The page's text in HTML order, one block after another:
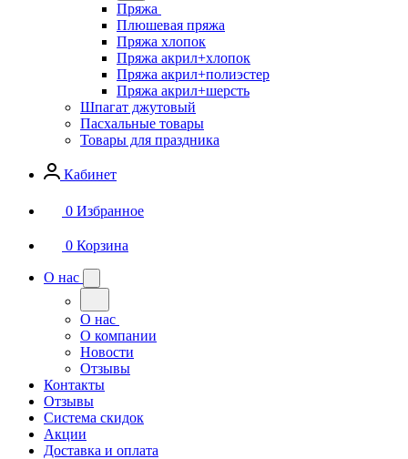
Пряжа
Плюшевая пряжа
Пряжа хлопок
Пряжа акрил+хлопок
Пряжа акрил+полиэстер
Пряжа акрил+шерсть
Шпагат джутовый
Пасхальные товары
Товары для праздника
Кабинет
0 Избранное
0 Корзина
О нас
О нас
О компании
Новости
Отзывы
Контакты
Отзывы
Система скидок
Акции
Доставка и оплата